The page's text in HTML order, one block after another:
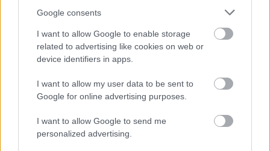
Google consents
I want to allow Google to enable storage
related to advertising like cookies on web or
device identifiers in apps.
I want to allow my user data to be sent to
Google for online advertising purposes.
I want to allow Google to send me
personalized advertising.
akik egyből ráéreznek, hogy mit szeretnék, jó, ha
nem kell túl sokat beszélnem, ha pár szóból is
megértenek. A Némán állnit egy kisebb stúdióban,
Philippkénél vettük fel, vele is pont megvolt ez az
Készítetek klipet is hozzá?
Igen, jövő héten forgatjuk nem messze Budapesttől,
ha az időjárás engedi, és szeretném, ha
augusztusban megjelenne. Egy gyönyörű fa lesz a